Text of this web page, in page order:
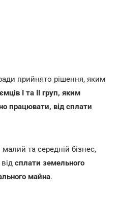
прийнято рішення, яким
І та ІІ груп, яким
працювати, від сплати
та середній бізнес,
сплати земельного
майна.